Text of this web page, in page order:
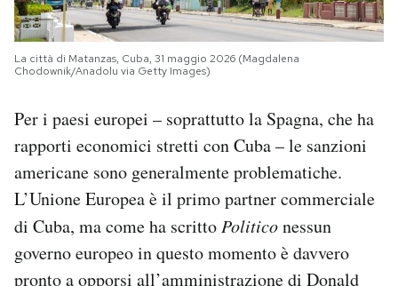
La città di Matanzas, Cuba, 31 maggio 2026 (Magdalena
Chodownik/Anadolu via Getty Images)
Per i paesi europei – soprattutto la Spagna, che ha
rapporti economici stretti con Cuba – le sanzioni
americane sono generalmente problematiche.
L’Unione Europea è il primo partner commerciale
di Cuba, ma come ha scritto Politiconessun
governo europeo in questo momento è davvero
pronto a opporsi all’amministrazione di Donald